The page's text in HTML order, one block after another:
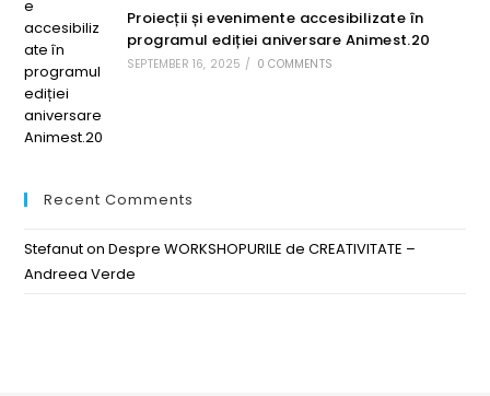
Proiecții și evenimente accesibilizate în
programul ediției aniversare Animest.20
SEPTEMBER 16, 2025 / 0 COMMENTS
Recent Comments
StefanutonDespre WORKSHOPURILE de CREATIVITATE –
Andreea Verde